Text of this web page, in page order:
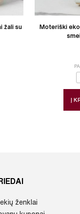
žali su
Moteriški
Į
ženklai